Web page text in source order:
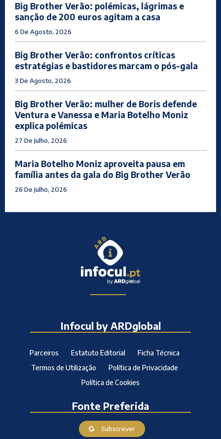
Big Brother Verão: polémicas, lágrimas e
sanção de 200 euros agitam a casa
6 De Agosto, 2026
Big Brother Verão: confrontos críticas
estratégias e bastidores marcam o pós-gala
3 De Agosto, 2026
Big Brother Verão: mulher de Boris defende
Ventura e Vanessa e Maria Botelho Moniz
explica polémicas
27 De Julho, 2026
Maria Botelho Moniz aproveita pausa em
família antes da gala do Big Brother Verão
26 De Julho, 2026
Infocul by ARDglobal
Parceiros Estatuto Editorial
Ficha Técnica
Termos de Utilização
Política de Privacidade
Política de Cookies
Fonte Preferida
Subscrever